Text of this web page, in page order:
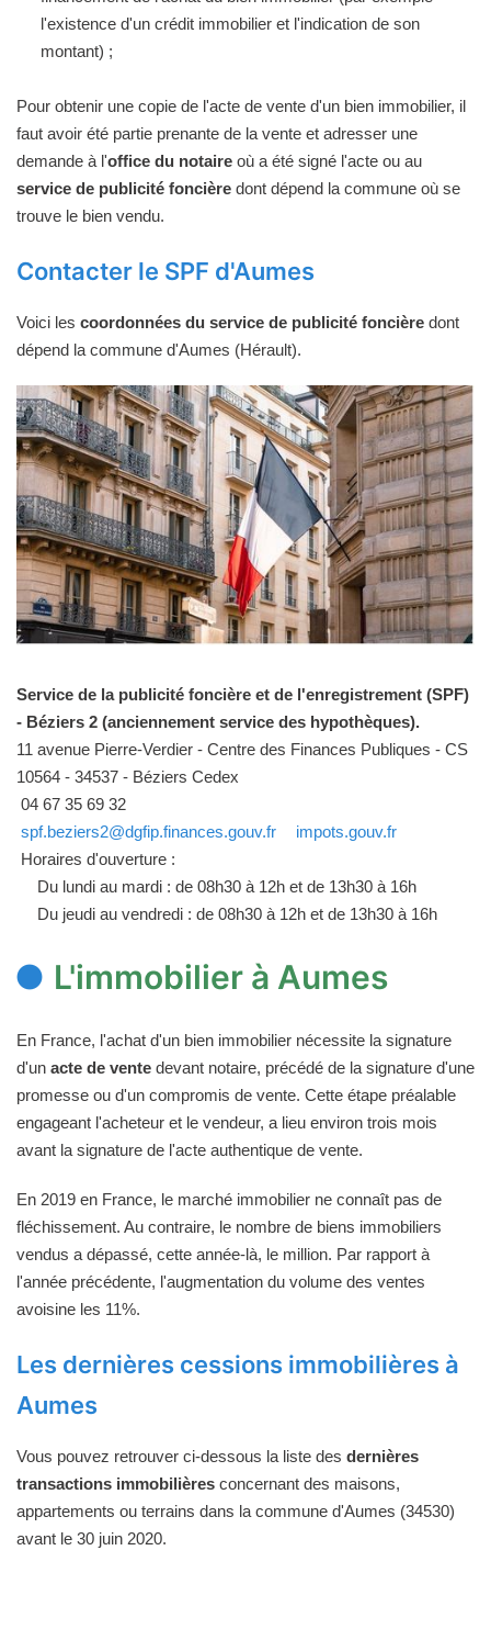
l'existence d'un crédit immobilier et l'indication de son
montant) ;
Pour obtenir une copie de l'acte de vente d'un bien immobilier, il
faut avoir été partie prenante de la vente et adresser une
demande à l'office du notaire où a été signé l'acte ou au
service de publicité foncière dont dépend la commune où se
trouve le bien vendu.
Contacter le SPF d'Aumes
Voici les coordonnées du service de publicité foncière dont
dépend la commune d'Aumes (Hérault).
Service de la publicité foncière et de l'enregistrement (SPF)
- Béziers 2 (anciennement service des hypothèques).
11 avenue Pierre-Verdier - Centre des Finances Publiques - CS
10564 - 34537 - Béziers Cedex
04 67 35 69 32
spf.beziers2@dgfip.finances.gouv.fr
impots.gouv.fr
Horaires d'ouverture :
Du lundi au mardi : de 08h30 à 12h et de 13h30 à 16h
Du jeudi au vendredi : de 08h30 à 12h et de 13h30 à 16h
L'immobilier à Aumes
En France, l'achat d'un bien immobilier nécessite la signature
d'un acte de vente devant notaire, précédé de la signature d'une
promesse ou d'un compromis de vente. Cette étape préalable
engageant l'acheteur et le vendeur, a lieu environ trois mois
avant la signature de l'acte authentique de vente.
En 2019 en France, le marché immobilier ne connaît pas de
fléchissement. Au contraire, le nombre de biens immobiliers
vendus a dépassé, cette année-là, le million. Par rapport à
l'année précédente, l'augmentation du volume des ventes
avoisine les 11%.
Les dernières cessions immobilières à
Aumes
Vous pouvez retrouver ci-dessous la liste des dernières
transactions immobilières concernant des maisons,
appartements ou terrains dans la commune d'Aumes (34530)
avant le 30 juin 2020.